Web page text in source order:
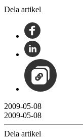
Dela artikel
2009-05-08
2009-05-08
Dela artikel